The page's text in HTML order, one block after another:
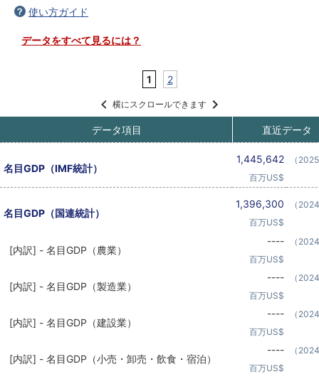
使い方ガイド
データをすべて見るには？
1 2
横にスクロールできます
データ項目 直近データ
名目GDP（IMF統計）
1,445,642
百万US$
（
名目GDP（国連統計）
1,396,300
百万US$
（
[内訳] - 名目GDP（農業）
----
百万US$
（
[内訳] - 名目GDP（製造業）
----
百万US$
（
[内訳] - 名目GDP（建設業）
----
百万US$
（
[内訳] - 名目GDP（小売・卸売・飲食・宿泊）
----
百万US$
（